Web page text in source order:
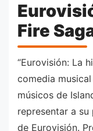
Fire
“Eurovisión: La
comedia
músicos de
representar a
de Eurovisión.